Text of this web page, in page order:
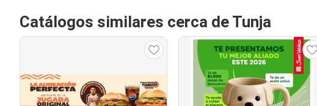
Catálogos similares cerca de Tunja